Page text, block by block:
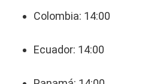
Colombia: 14:00
Ecuador: 14:00